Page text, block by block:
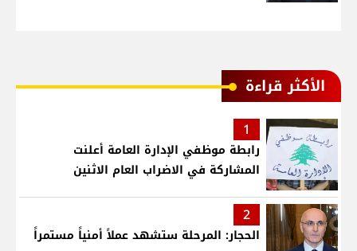
الأكثر قراءة
1
رابطة موظفي الإدارة العامة أعلنت
المشاركة في الاضراب العام الاثنين
2
الحجار: المرحلة ستشهد عملاً أمنياً مستمراً